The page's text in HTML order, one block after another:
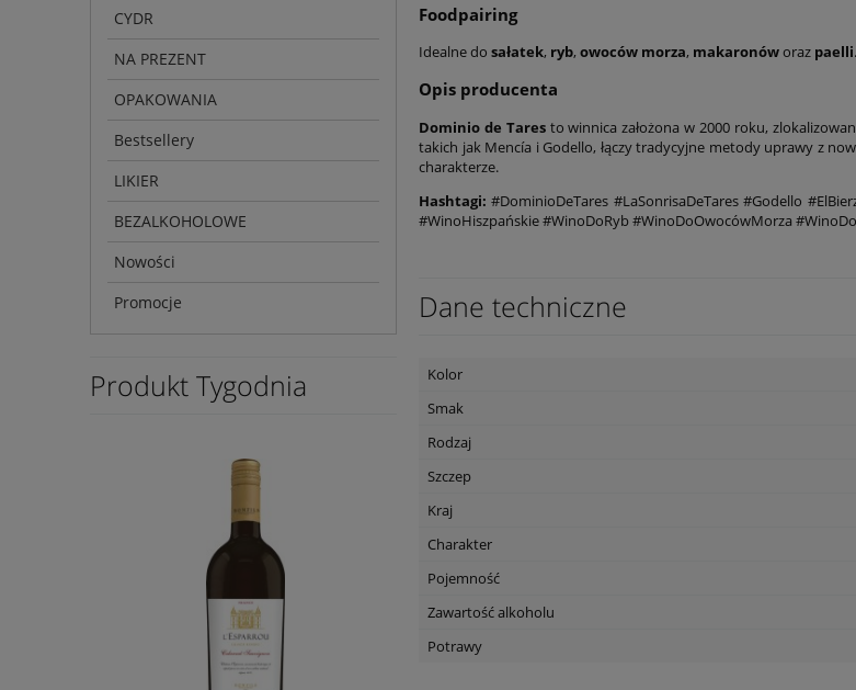
CYDR
NA PREZENT
OPAKOWANIA
Bestsellery
LIKIER
BEZALKOHOLOWE
Nowości
Promocje
Produkt Tygodnia
Foodpairing
Idealne do sałatek, ryb, owoców morza, makaronóworaz paelli
Opis producenta
Dominio de Taresto winnica założona w 2000 roku,
takich jak Mencía i Godello, łączy tradycyjne metody uprawy z
charakterze.
Hashtagi: #DominioDeTares #LaSonrisaDeTares #Godello
#WinoHiszpańskie #WinoDoRyb #WinoDoOwocówMorza
Dane techniczne
Kolor
Smak
Rodzaj
Szczep
Kraj
Charakter
Pojemność
Zawartość alkoholu
Potrawy